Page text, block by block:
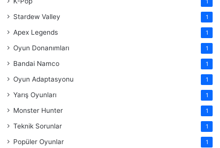
Stardew Valley 1
Apex Legends 1
Oyun Donanımları 1
Bandai Namco 1
Oyun Adaptasyonu 1
Yarış Oyunları 1
Monster Hunter 1
Teknik Sorunlar 1
Popüler Oyunlar 1